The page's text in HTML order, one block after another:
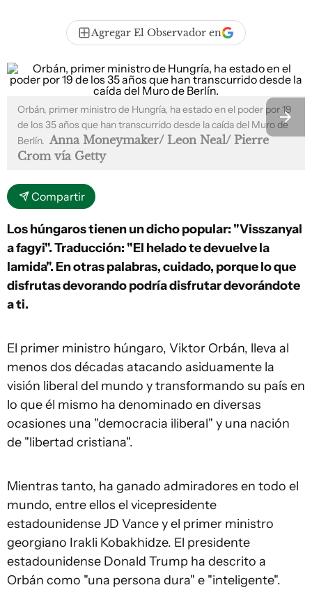
Agregar El Observador en
Orbán, primer ministro de Hungría, ha estado en el poder por 19
de los 35 años que han transcurrido desde la caída del Muro de
Berlín. Anna Moneymaker/ Leon Neal/ Pierre
Crom vía Getty
Compartir
Los húngaros tienen un dicho popular: "Visszanyal
a fagyi". Traducción: "El helado te devuelve la
lamida". En otras palabras, cuidado, porque lo que
disfrutas devorando podría disfrutar devorándote
a ti.
El primer ministro húngaro, Viktor Orbán, lleva al
menos dos décadas atacando asiduamente la
visión liberal del mundo y transformando su país en
lo que él mismo ha denominado en diversas
ocasiones una "democracia iliberal" y una nación
de "libertad cristiana".
Mientras tanto, ha ganado admiradores en todo el
mundo, entre ellos el vicepresidente
estadounidense JD Vance y el primer ministro
georgiano Irakli Kobakhidze. El presidente
estadounidense Donald Trump ha descrito a
Orbán como "una persona dura" e "inteligente".